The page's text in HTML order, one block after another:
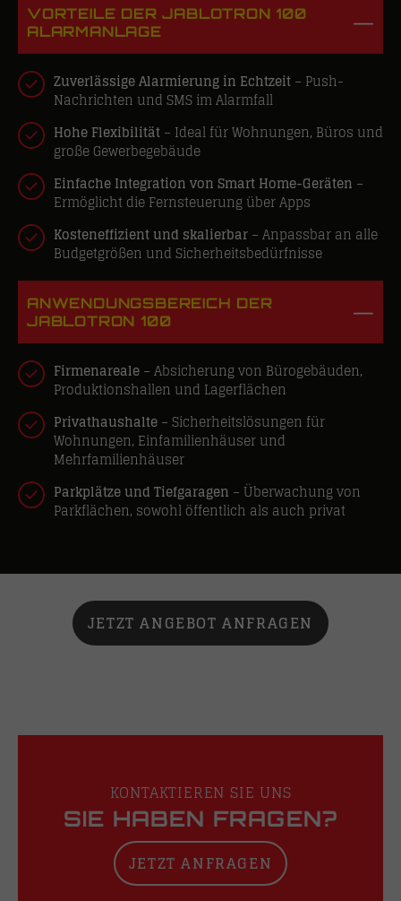
VORTEILE DER JABLOTRON 100
ALARMANLAGE
Zuverlässige Alarmierung in Echtzeit – Push-
Nachrichten und SMS im Alarmfall
Hohe Flexibilität – Ideal für Wohnungen, Büros und
große Gewerbegebäude
Einfache Integration von Smart Home-Geräten –
Ermöglicht die Fernsteuerung über Apps
Kosteneffizient und skalierbar – Anpassbar an alle
Budgetgrößen und Sicherheitsbedürfnisse
ANWENDUNGSBEREICH DER
JABLOTRON 100
Firmenareale – Absicherung von Bürogebäuden,
Produktionshallen und Lagerflächen
Privathaushalte – Sicherheitslösungen für
Wohnungen, Einfamilienhäuser und
Mehrfamilienhäuser
Parkplätze und Tiefgaragen – Überwachung von
Parkflächen, sowohl öffentlich als auch privat
JETZT ANGEBOT ANFRAGEN
KONTAKTIEREN SIE UNS
SIE HABEN FRAGEN?
JETZT ANFRAGEN